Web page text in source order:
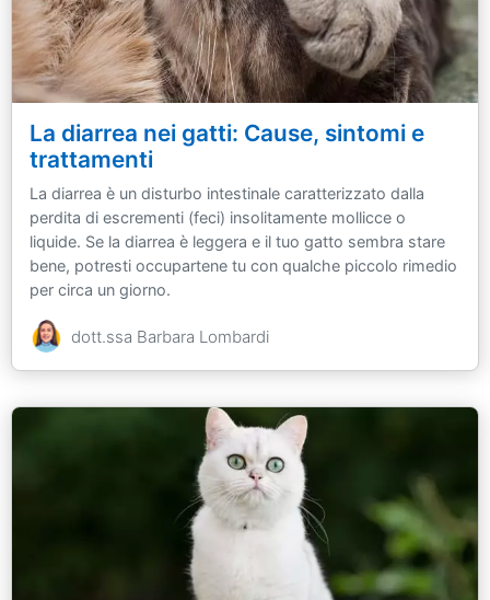
La diarrea nei gatti: Cause, sintomi e
trattamenti
La diarrea è un disturbo intestinale caratterizzato dalla
perdita di escrementi (feci) insolitamente mollicce o
liquide. Se la diarrea è leggera e il tuo gatto sembra stare
bene, potresti occupartene tu con qualche piccolo rimedio
per circa un giorno.
dott.ssa Barbara Lombardi